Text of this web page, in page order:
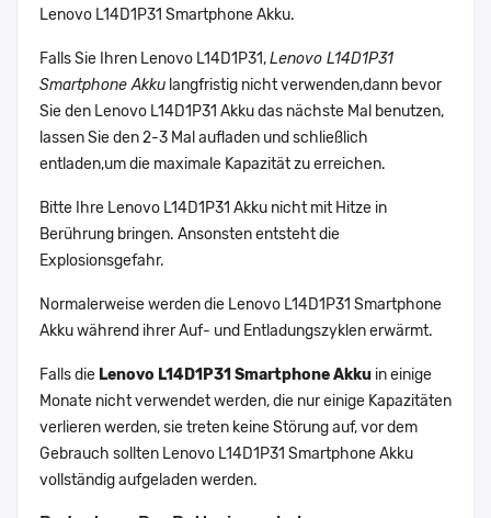
Lenovo L14D1P31 Smartphone Akku.
Falls Sie Ihren Lenovo L14D1P31,Lenovo L14D1P31
Smartphone Akku langfristig nicht verwenden,dann bevor
Sie den Lenovo L14D1P31 Akku das nächste Mal benutzen,
lassen Sie den 2-3 Mal aufladen und schließlich
entladen,um die maximale Kapazität zu erreichen.
Bitte Ihre Lenovo L14D1P31 Akku nicht mit Hitze in
Berührung bringen. Ansonsten entsteht die
Explosionsgefahr.
Normalerweise werden die Lenovo L14D1P31 Smartphone
Akku während ihrer Auf- und Entladungszyklen erwärmt.
Falls die Lenovo L14D1P31 Smartphone Akku in einige
Monate nicht verwendet werden, die nur einige Kapazitäten
verlieren werden, sie treten keine Störung auf, vor dem
Gebrauch sollten Lenovo L14D1P31 Smartphone Akku
vollständig aufgeladen werden.